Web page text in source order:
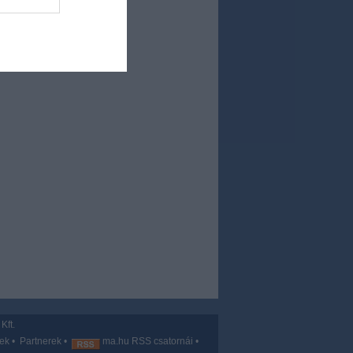
• Partnerek• ma.hu RSS csatornái •